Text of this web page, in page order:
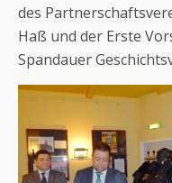
des
Haß und der Erste
Spandauer